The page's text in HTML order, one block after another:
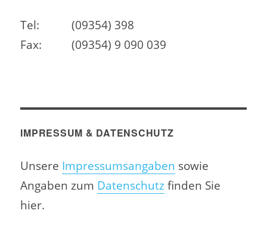
Tel:
(09354) 398
Fax:
(09354) 9 090 039
IMPRESSUM & DATENSCHUTZ
Unsere Impressumsangaben sowie
Angaben zum Datenschutzfinden Sie
hier.